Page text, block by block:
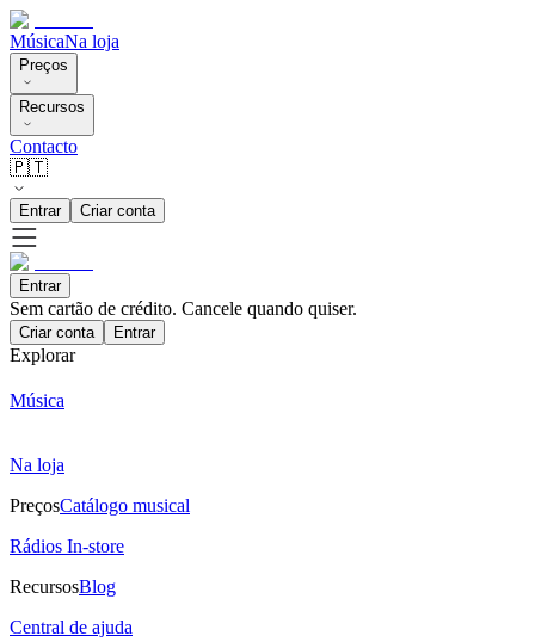
MúsicaNa loja
Preços
Recursos
Contacto
🇵🇹
Entrar Criar conta
Entrar
Sem cartão de crédito. Cancele quando quiser.
Criar conta Entrar
Explorar
Música
Na loja
PreçosCatálogo musical
Rádios In-store
RecursosBlog
Central de ajuda